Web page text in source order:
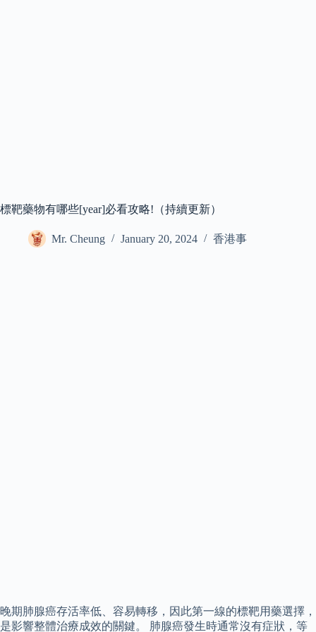
標靶藥物有哪些[year]必看攻略!（持續更新）
Mr. Cheung January 20, 2024 香港事
晚期肺腺癌存活率低、容易轉移，因此第一線的標靶用藥選擇，
是影響整體治療成效的關鍵。 肺腺癌發生時通常沒有症狀，等